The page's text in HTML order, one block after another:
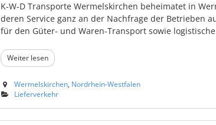
K-W-D Transporte Wermelskirchen beheimatet in
deren Service ganz an der Nachfrage der Betrieben
für den Güter- und Waren-Transport sowie
Weiter lesen
Wermelskirchen, Nordrhein-Westfalen
Lieferverkehr